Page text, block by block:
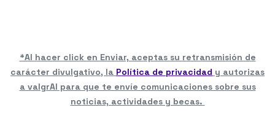
*Al hacer click en Enviar, aceptas su retransmisión de
carácter divulgativo, la Política de privacidad y autorizas
a valgrAI para que te envíe comunicaciones sobre sus
noticias, actividades y becas.